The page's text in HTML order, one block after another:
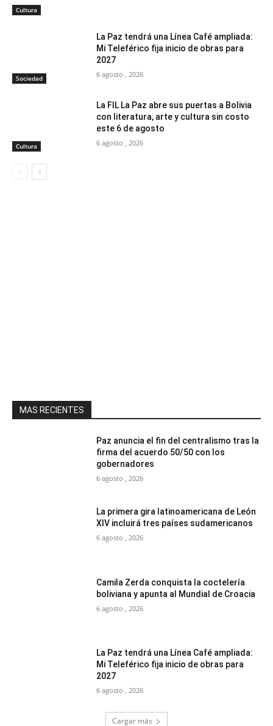
Cultura
Sociedad
La Paz tendrá una Línea Café ampliada:
Mi Teleférico fija inicio de obras para
2027
6 agosto , 2026
Cultura
La FIL La Paz abre sus puertas a Bolivia
con literatura, arte y cultura sin costo
este 6 de agosto
6 agosto , 2026
MAS RECIENTES
Paz anuncia el fin del centralismo tras la
firma del acuerdo 50/50 con los
gobernadores
6 agosto , 2026
La primera gira latinoamericana de León
XIV incluirá tres países sudamericanos
6 agosto , 2026
Camila Zerda conquista la coctelería
boliviana y apunta al Mundial de Croacia
6 agosto , 2026
La Paz tendrá una Línea Café ampliada:
Mi Teleférico fija inicio de obras para
2027
6 agosto , 2026
Cargar más